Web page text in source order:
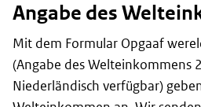
Angabe des
Mit dem Formular Opgaaf
(Angabe des Welteinkommens
Niederländisch verfügbar)